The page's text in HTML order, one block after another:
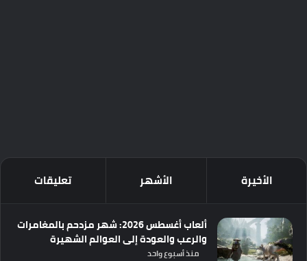
الأخيرة الأشهر تعليقات
ألعاب أغسطس 2026: شهر مزدحم بالمغامرات
والرعب والعودة إلى العوالم الشهيرة
منذ أسبوع واحد